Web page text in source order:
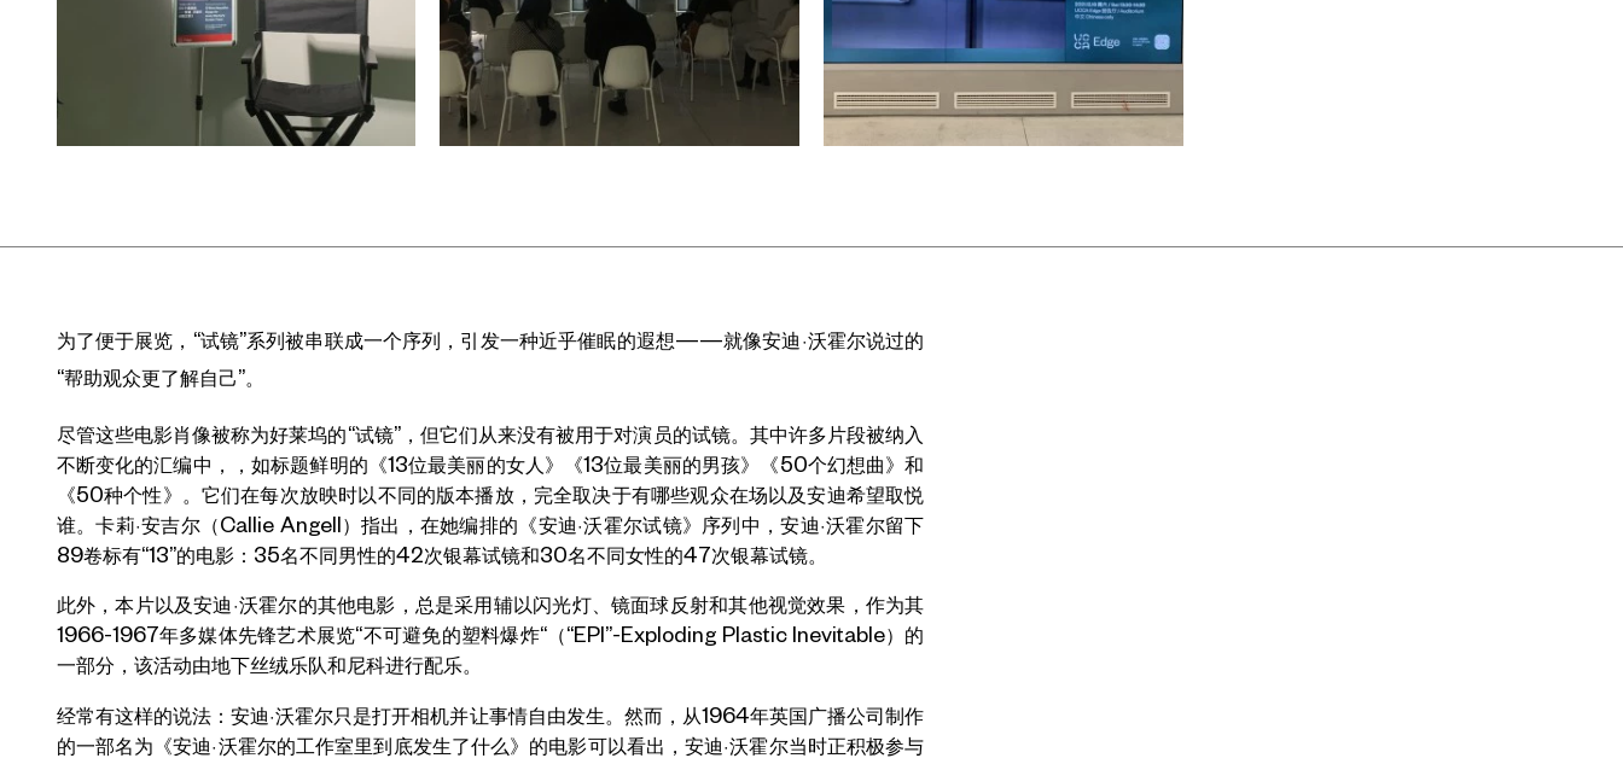
为了便于展览，“试镜”系列被串联成一个序列，引发一种近乎催眠的遐想——就像安迪·沃霍尔说过的
“帮助观众更了解自己”。
尽管这些电影肖像被称为好莱坞的“试镜”，但它们从来没有被用于对演员的试镜。其中许多片段被纳入
不断变化的汇编中，，如标题鲜明的《13位最美丽的女人》《13位最美丽的男孩》《50个幻想曲》和
《50种个性》。它们在每次放映时以不同的版本播放，完全取决于有哪些观众在场以及安迪希望取悦
谁。卡莉·安吉尔（Callie Angell）指出，在她编排的《安迪·沃霍尔试镜》序列中，安迪·沃霍尔留下
89卷标有“13”的电影：35名不同男性的42次银幕试镜和30名不同女性的47次银幕试镜。
此外，本片以及安迪·沃霍尔的其他电影，总是采用辅以闪光灯、镜面球反射和其他视觉效果，作为其
1966-1967年多媒体先锋艺术展览“不可避免的塑料爆炸“（“EPI”-Exploding Plastic Inevitable）的
一部分，该活动由地下丝绒乐队和尼科进行配乐。
经常有这样的说法：安迪·沃霍尔只是打开相机并让事情自由发生。然而，从1964年英国广播公司制作
的一部名为《安迪·沃霍尔的工作室里到底发生了什么》的电影可以看出，安迪·沃霍尔当时正积极参与